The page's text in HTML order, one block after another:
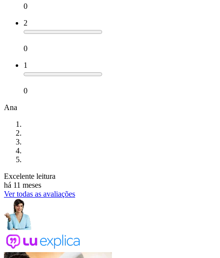
0
2
0
1
0
Ana
Excelente leitura
há 11 meses
Ver todas as avaliações